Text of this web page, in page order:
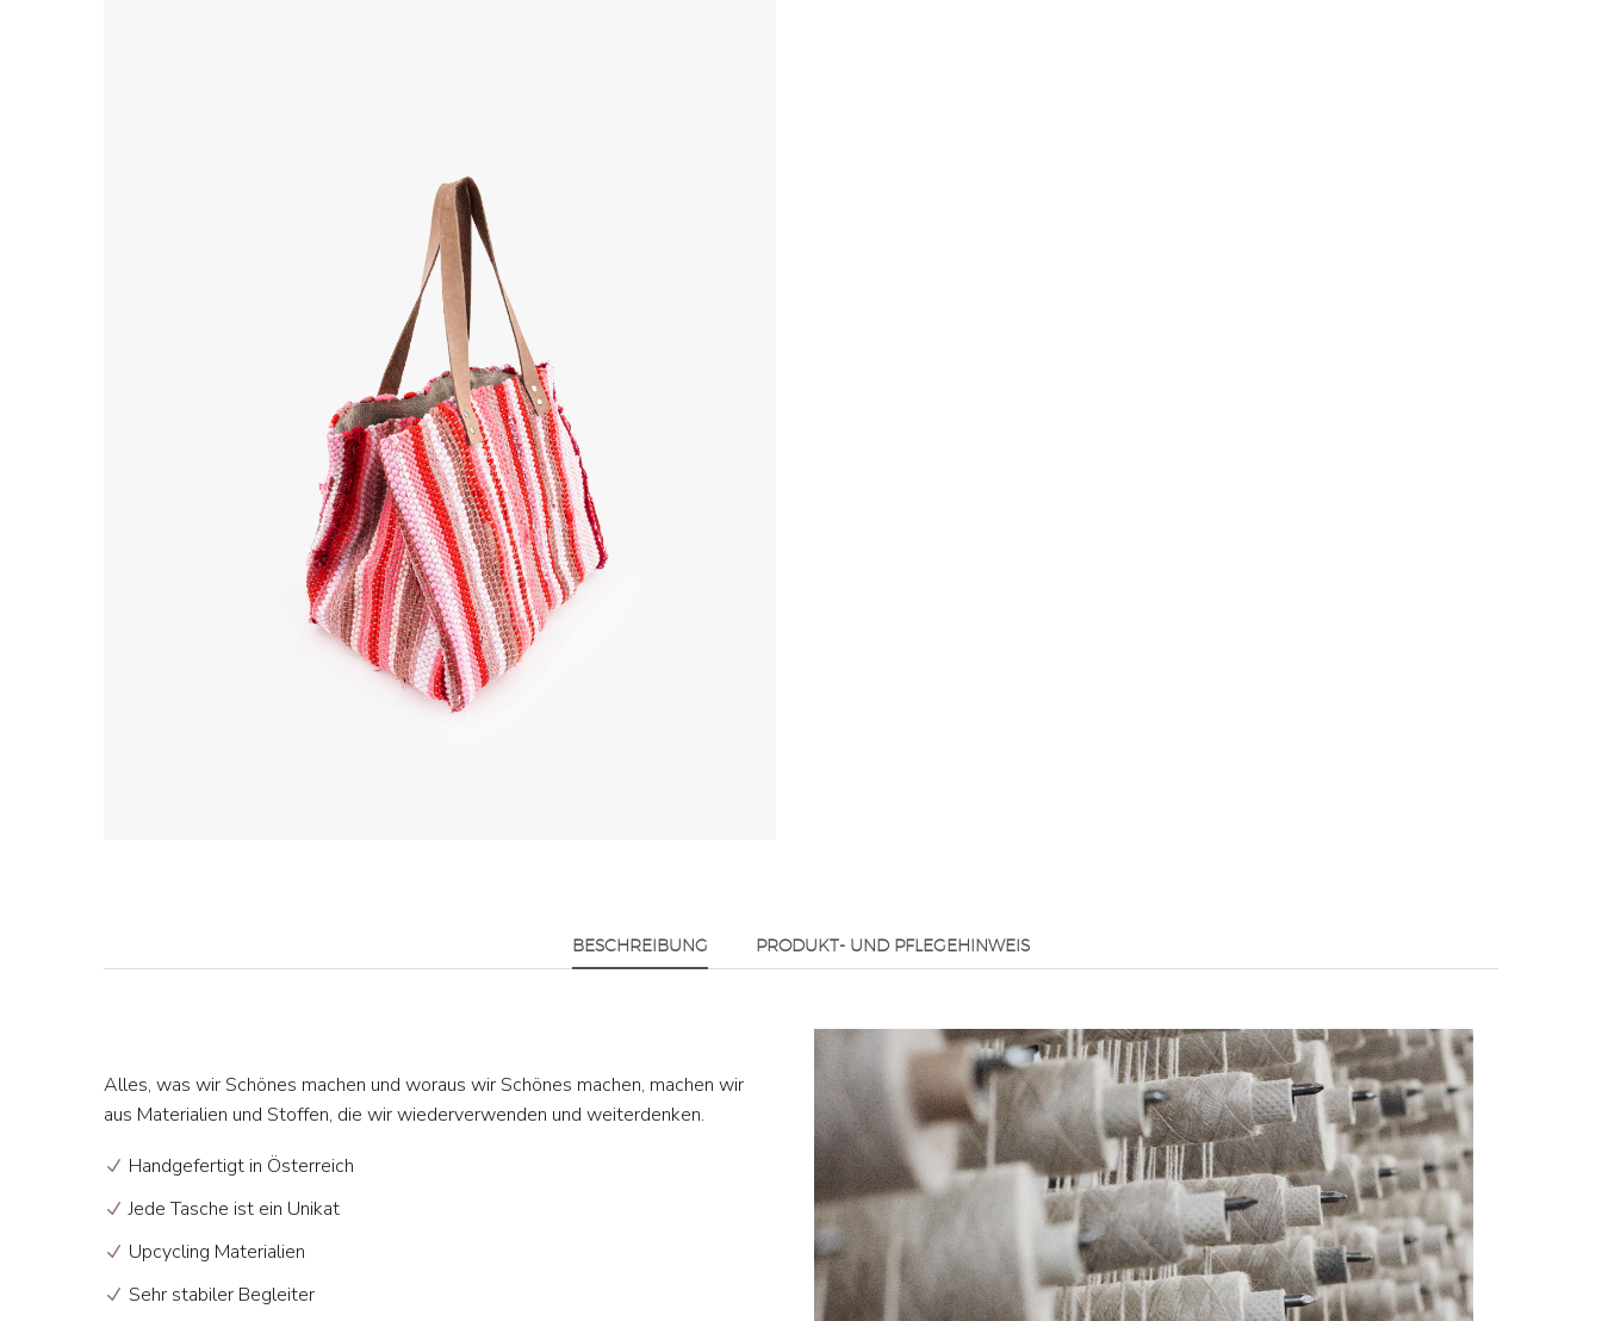
BESCHREIBUNG PRODUKT- UND PFLEGEHINWEIS
Alles, was wir Schönes machen und woraus wir Schönes machen, machen wir
aus Materialien und Stoffen, die wir wiederverwenden und weiterdenken.
Handgefertigt in Österreich
Jede Tasche ist ein Unikat
Upcycling Materialien
Sehr stabiler Begleiter